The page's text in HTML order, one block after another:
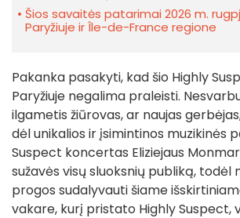
Šios savaitės patarimai 2026 m.
Paryžiuje ir Île-de-France regione
Pakanka pasakyti, kad šio Highly
Paryžiuje negalima praleisti.
ilgametis žiūrovas, ar naujas
dėl unikalios ir įsimintinos muzikinės
Suspect koncertas Eliziejaus
sužavės visų sluoksnių publiką, todėl
progos sudalyvauti šiame
vakare, kurį pristato Highly Suspect,